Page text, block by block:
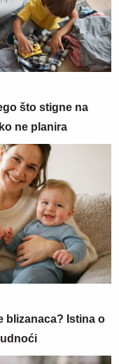
što stigne na
ne planira
blizanaca? Istina o